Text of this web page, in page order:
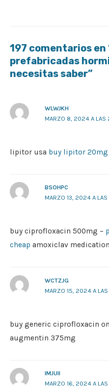
197 comentarios en
prefabricadas
necesitas saber”
WLWJKH
MARZO 8, 2024 A LAS
lipitor usa buy lipitor
BSOHPC
MARZO 13, 2024 A
buy ciprofloxacin 500mg –
cheap amoxiclav medication
WCTZJG
MARZO 15, 2024 A LAS
buy generic ciprofloxacin
augmentin 375mg
IMJUII
MARZO 16, 2024 A